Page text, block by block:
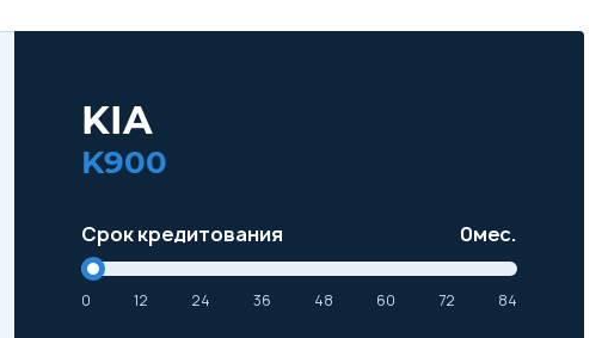
KIA
K900
Срок кредитования 0мес.
0 12 24 36 48 60 72 84